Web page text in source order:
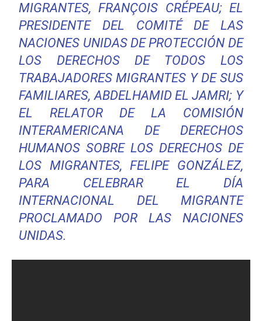
MIGRANTES, FRANÇOIS CRÉPEAU; EL
PRESIDENTE DEL COMITÉ DE LAS
NACIONES UNIDAS DE PROTECCIÓN DE
LOS DERECHOS DE TODOS LOS
TRABAJADORES MIGRANTES Y DE SUS
FAMILIARES, ABDELHAMID EL JAMRI; Y
EL RELATOR DE LA COMISIÓN
INTERAMERICANA DE DERECHOS
HUMANOS SOBRE LOS DERECHOS DE
LOS MIGRANTES, FELIPE GONZÁLEZ,
PARA CELEBRAR EL DÍA
INTERNACIONAL DEL MIGRANTE
PROCLAMADO POR LAS NACIONES
UNIDAS.